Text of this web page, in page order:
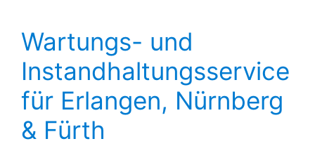
Wartungs- und
Instandhaltungsservice
für Erlangen, Nürnberg
& Fürth